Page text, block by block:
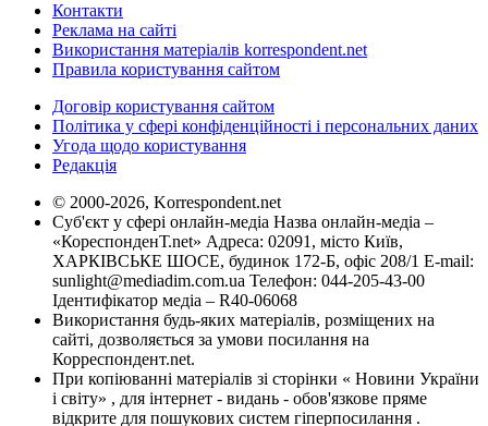
Контакти
Реклама на сайті
Використання матеріалів korrespondent.net
Правила користування сайтом
Договір користування сайтом
Політика у сфері конфіденційності і персональних даних
Угода щодо користування
Редакція
© 2000-2026, Korrespondent.net
Суб'єкт у сфері онлайн-медіа Назва онлайн-медіа –
«КореспонденТ.net» Адреса: 02091, місто Київ,
ХАРКІВСЬКЕ ШОСЕ, будинок 172-Б, офіс 208/1 E-mail:
sunlight@mediadim.com.ua Телефон: 044-205-43-00
Ідентифікатор медіа – R40-06068
Використання будь-яких матеріалів, розміщених на
сайті, дозволяється за умови посилання на
Корреспондент.net.
При копіюванні матеріалів зі сторінки « Новини України
і світу» , для інтернет - видань - обов'язкове пряме
відкрите для пошукових систем гіперпосилання .